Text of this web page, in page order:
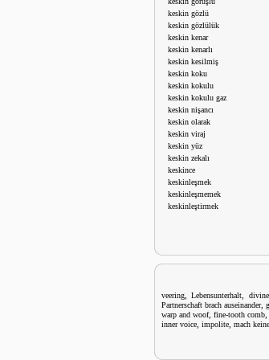
keskin gözlü
keskin gözlülük
keskin kenar
keskin kenarlı
keskin kesilmiş
keskin koku
keskin kokulu
keskin kokulu gaz
keskin nişancı
keskin olarak
keskin viraj
keskin yüz
keskin zekalı
keskince
keskinleşmek
keskinleşmemek
keskinleştirmek
veering ,Lebensunterhalt
Partnerschaft brach auseinander,
warp and woof,fine-tooth comb
inner voice impolite mach